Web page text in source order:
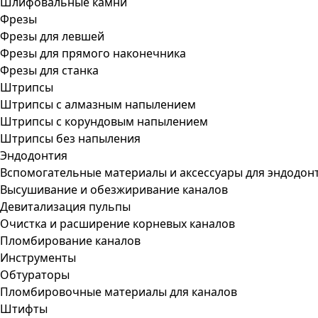
Фрезы
Фрезы для левшей
Фрезы для прямого наконечника
Фрезы для станка
Штрипсы
Штрипсы c алмазным напылением
Штрипсы c корундовым напылением
Штрипсы без напыления
Эндодонтия
Вспомогательные материалы и аксессуары для
Высушивание и обезжиривание каналов
Девитализация пульпы
Очистка и расширение корневых каналов
Пломбирование каналов
Инструменты
Обтураторы
Пломбировочные материалы для каналов
Штифты